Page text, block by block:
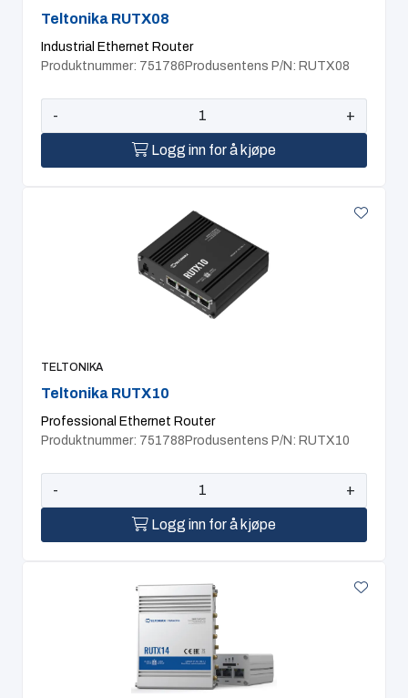
Teltonika RUTX08
Industrial Ethernet Router
Produktnummer: 751786Produsentens P/N: RUTX08
- +
Logg inn for å kjøpe
TELTONIKA
Teltonika RUTX10
Professional Ethernet Router
Produktnummer: 751788 Produsentens P/N: RUTX10
- +
Logg inn for å kjøpe